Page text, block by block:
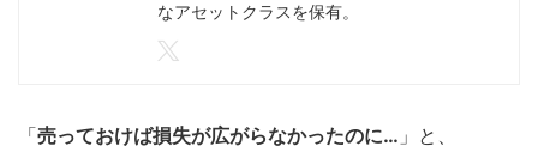
なアセットクラスを保有。
「売っておけば損失が広がらなかったのに… 」と、